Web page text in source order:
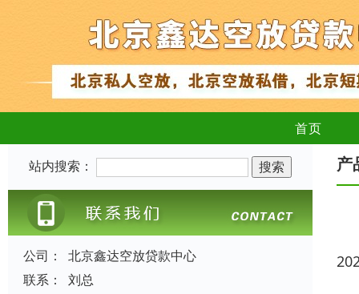
首页
站内搜索：
公司：
北京鑫达空放贷款中心
联系：
刘总
产